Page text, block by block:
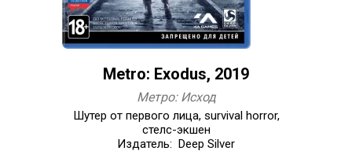
Metro: Exodus, 2019
Метро: Исход
Шутер от первого лица, survival horror,
стелс-экшен
Издатель: Deep Silver